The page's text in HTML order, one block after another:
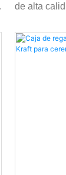
de alta
tamaños
minoristas,
por mayor